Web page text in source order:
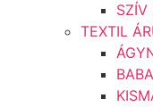
SZÍV
TEXTIL